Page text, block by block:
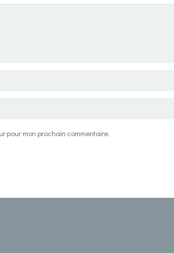
pour mon prochain commentaire.